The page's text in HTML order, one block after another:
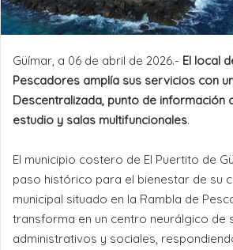
Güímar, a 06 de abril de 2026.- El local
Pescadores amplía sus servicios con
Descentralizada, punto de información
estudio y salas multifuncionales.
El municipio costero de El Puertito de
paso histórico para el bienestar de su
municipal situado en la Rambla de
transforma en un centro neurálgico de
administrativos y sociales,